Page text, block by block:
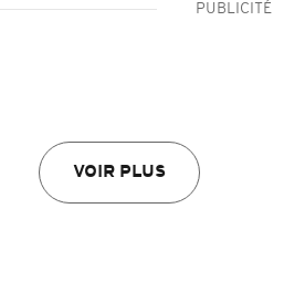
PUBLICITÉ
VOIR PLUS